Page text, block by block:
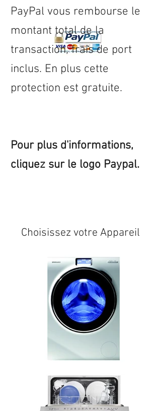
PayPal vous rembourse le
montant total de la
transaction, frais de port
inclus. En plus cette
protection est gratuite.
Pour plus d'informations,
cliquez sur le logo Paypal.
Choisissez votre Appareil